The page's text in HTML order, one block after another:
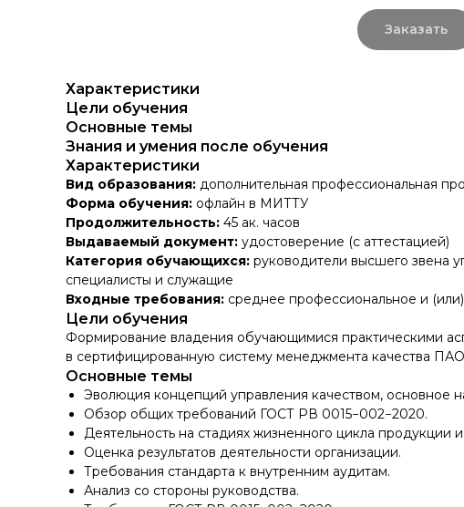
Заказать
Характеристики
Цели обучения
Основные темы
Знания и умения после обучения
Характеристики
Вид образования: дополнительная профессиональная
Форма обучения: офлайн в МИТТУ
Продолжительность: 45 ак. часов
Выдаваемый документ: удостоверение (с аттестацией)
Категория обучающихся: руководители высшего звена
специалисты и служащие
Входные требования: cреднее профессиональное и
Цели обучения
Формирование владения обучающимися практическими
в сертифицированную систему менеджмента качества
Основные темы
Эволюция концепций управления качеством, основное
Обзор общих требований ГОСТ РВ 0015−002−2020.
Деятельность на стадиях жизненного цикла продукции и
Оценка результатов деятельности организации.
Требования стандарта к внутренним аудитам.
Анализ со стороны руководства.